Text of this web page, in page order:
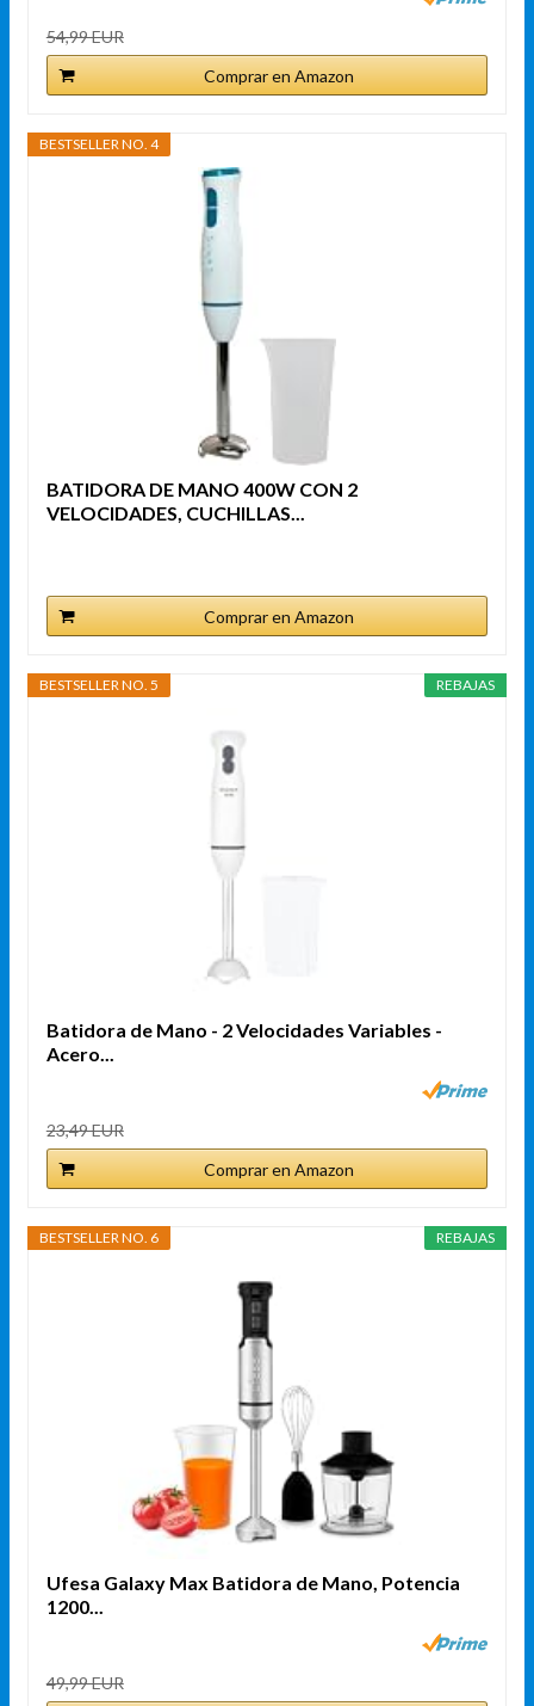
54,99 EUR
Comprar en Amazon
BESTSELLER NO. 4
BATIDORA DE MANO 400W CON 2
VELOCIDADES, CUCHILLAS...
Comprar en Amazon
REBAJAS
BESTSELLER NO. 5
Batidora de Mano - 2 Velocidades Variables -
Acero...
23,49 EUR
Comprar en Amazon
REBAJAS
BESTSELLER NO. 6
Ufesa Galaxy Max Batidora de Mano, Potencia
1200...
49,99 EUR